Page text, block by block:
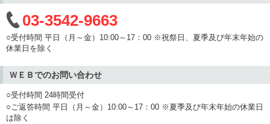
03-3542-9663
○受付時間 平日（月～金）10:00～17：00 ※祝祭日、夏季及び年末年始の
休業日を除く
ＷＥＢでのお問い合わせ
○受付時間 24時間受付
○ご返答時間 平日（月～金）10:00～17：00 ※夏季及び年末年始の休業日
は除く